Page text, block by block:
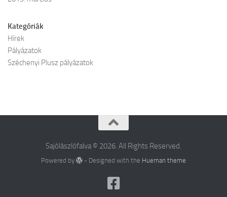
Kategóriák
Hírek
Pályázatok
Széchenyi Plusz pályázatok
Sajólászlófalva © 2026. All Rights Reserved.
Powered by - Designed with the Hueman theme